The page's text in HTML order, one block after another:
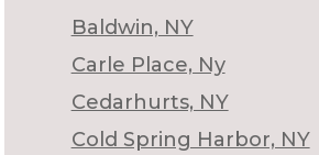
Baldwin, NY
Carle Place, Ny
Cedarhurts, NY
Cold Spring Harbor, NY